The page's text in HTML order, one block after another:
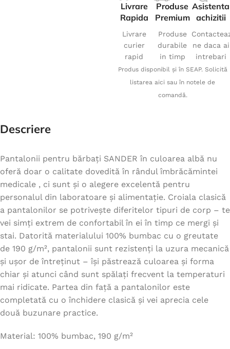
Livrare
Rapida
Livrare
curier
rapid
Produse
Premium
Produse
durabile
in timp
Asistenta
achizitii
ne daca ai
intrebari
Produs disponibil și în SEAP. Solicită
listarea aici sau în notele de
comandă.
Descriere
Pantalonii pentru bărbați SANDER în culoarea albă nu
oferă doar o calitate dovedită în rândul îmbrăcămintei
medicale , ci sunt și o alegere excelentă pentru
personalul din laboratoare și alimentație. Croiala clasică
a pantalonilor se potrivește diferitelor tipuri de corp – te
vei simți extrem de confortabil în ei în timp ce mergi și
stai. Datorită materialului 100% bumbac cu o greutate
de 190 g/m², pantalonii sunt rezistenți la uzura mecanică
și ușor de întreținut – își păstrează culoarea și forma
chiar și atunci când sunt spălați frecvent la temperaturi
mai ridicate. Partea din față a pantalonilor este
completată cu o închidere clasică și vei aprecia cele
două buzunare practice.
Material: 100% bumbac, 190 g/m²